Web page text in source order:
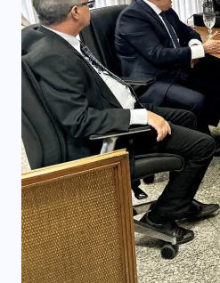
Mulher
sanitário;
7 DE